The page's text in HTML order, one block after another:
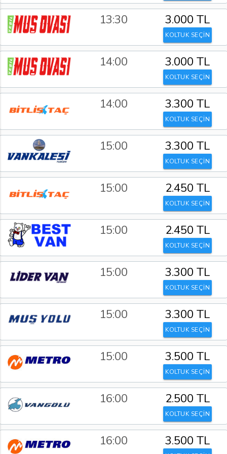
13:30 3.000 TL
KOLTUK SEÇİN
14:00 3.000 TL
KOLTUK SEÇİN
14:00 3.300 TL
KOLTUK SEÇİN
15:00 3.300 TL
KOLTUK SEÇİN
15:00 2.450 TL
KOLTUK SEÇİN
15:00 2.450 TL
KOLTUK SEÇİN
15:00 3.300 TL
KOLTUK SEÇİN
15:00 3.300 TL
KOLTUK SEÇİN
15:00 3.500 TL
KOLTUK SEÇİN
16:00 2.500 TL
KOLTUK SEÇİN
16:00 3.500 TL